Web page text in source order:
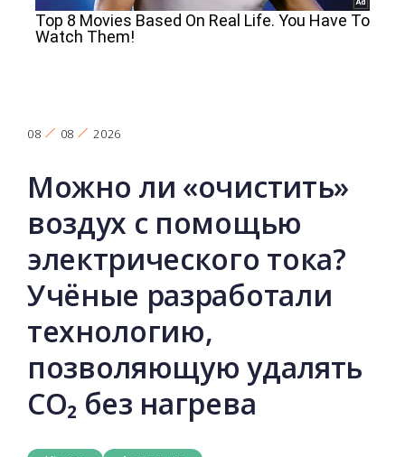
08 08 2026
Можно ли «очистить»
воздух с помощью
электрического тока?
Учёные разработали
технологию,
позволяющую удалять
CO₂ без нагрева